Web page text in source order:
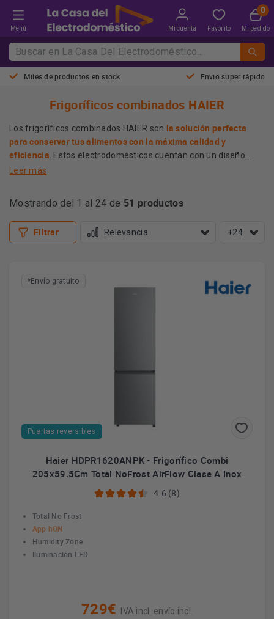
Menú Mi cuenta Favorito Mi pedido
Miles de productos en stock Envio super rápido
Frigoríficos combinados HAIER
Los frigoríficos combinados HAIER son la solución perfecta
para conservar tus alimentos con la máxima calidad y
eficiencia . Estos electrodomésticos cuentan con un diseño
innovador y funcional, que se adapta a cualquier espacio y
humedad.
frigorífico desde tu smartphone, gracias a la conexión WiFi
ajuste a tus necesidades entre la amplia gama de frigoríficos
combinados HAIER.
Leer más
Mostrando del 1 al 24 de 51 productos
Filtrar +24
*Envío gratuito
Puertas reversibles
Haier HDPR1620ANPK - Frigorífico Combi
205x59.5Cm Total NoFrost AirFlow Clase A Inox
4.6 (8)
Total No Frost
App hON
Humidity Zone
Iluminación LED
729€ IVA incl. envío incl.